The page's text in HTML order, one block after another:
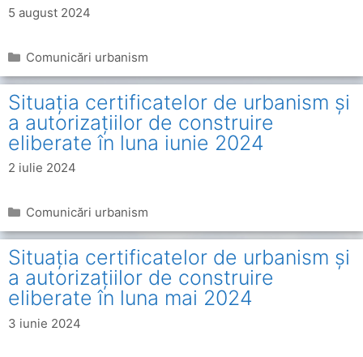
5 august 2024
Categorii
Comunicări urbanism
Situația certificatelor de urbanism și
a autorizațiilor de construire
eliberate în luna iunie 2024
2 iulie 2024
Categorii
Comunicări urbanism
Situația certificatelor de urbanism și
a autorizațiilor de construire
eliberate în luna mai 2024
3 iunie 2024